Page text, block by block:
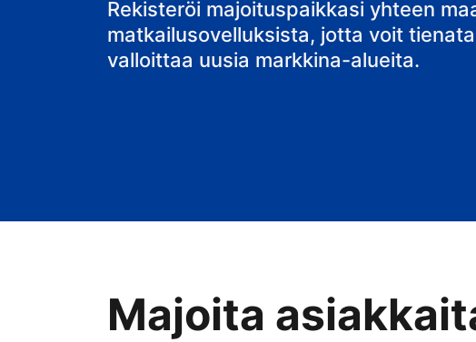
Rekisteröi majoituspaikkasi yhteen
matkailusovelluksista, jotta voit
valloittaa uusia markkina-alueita.
Majoita